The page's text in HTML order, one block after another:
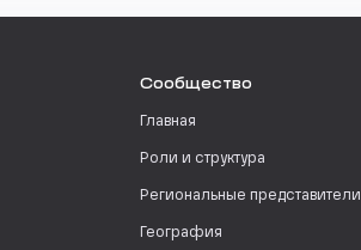
Сообщество
Главная
Роли и структура
Региональные представители
География